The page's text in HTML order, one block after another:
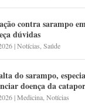
contra sarampo
dúvidas
|Notícias,Saúde
do sarampo,
doença da
|Medicina,Notícias